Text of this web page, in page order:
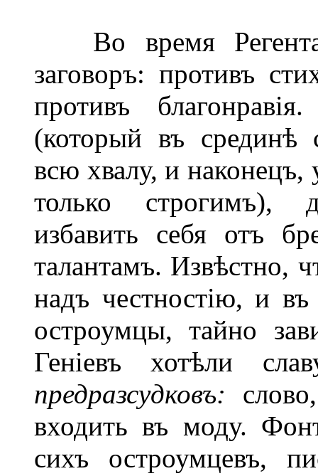
Во время
заговоръ: противъ
противъ
(который въ срединѣ
всю хвалу, и наконецъ,
только строгимъ),
избавить себя отъ
талантамъ. Извѣстно,
надъ честностію, и
остроумцы, тайно
Геніевъ хотѣли
предразсудковъ:
входить въ моду.
сихъ остроумцевъ,